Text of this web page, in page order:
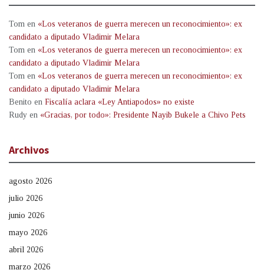
Tom en «Los veteranos de guerra merecen un reconocimiento»: ex
candidato a diputado Vladimir Melara
Tom en «Los veteranos de guerra merecen un reconocimiento»: ex
candidato a diputado Vladimir Melara
Tom en «Los veteranos de guerra merecen un reconocimiento»: ex
candidato a diputado Vladimir Melara
Benito en Fiscalía aclara «Ley Antiapodos» no existe
Rudy en «Gracias, por todo»: Presidente Nayib Bukele a Chivo Pets
Archivos
agosto 2026
julio 2026
junio 2026
mayo 2026
abril 2026
marzo 2026